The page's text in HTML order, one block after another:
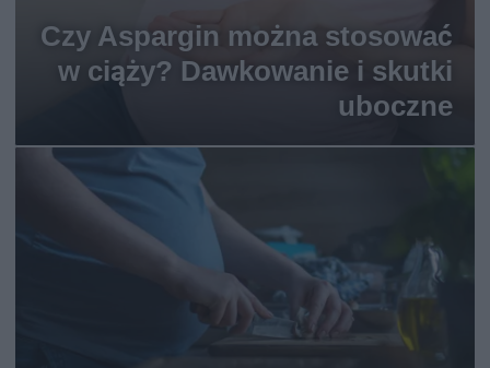
Czy Aspargin można stosować
w ciąży? Dawkowanie i skutki
uboczne